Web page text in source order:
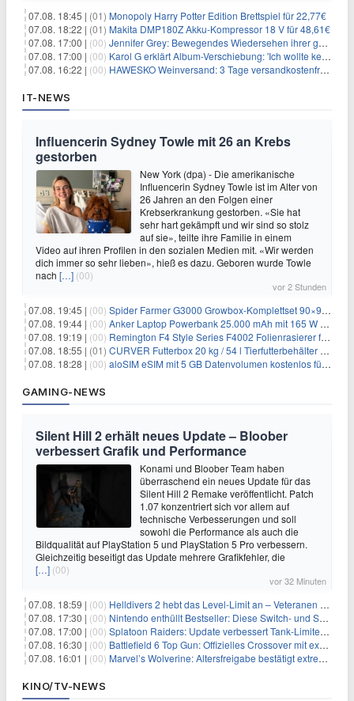
07.08. 18:45 | (01) Monopoly Harry Potter Edition Brettspiel für 22,77€
07.08. 18:22 | (01) Makita DMP180Z Akku-Kompressor 18 V für 48,61€
07.08. 17:00 | (00) Jennifer Grey: Bewegendes Wiedersehen ihrer geschiedenen Eltern kurz vor dem Tod ihrer Mutter
07.08. 17:00 | (00) Karol G erklärt Album-Verschiebung: 'Ich wollte keine persönliche Situation ausnutzen'
07.08. 16:22 | (00) HAWESKO Weinversand: 3 Tage versandkostenfrei bestellen (MBW 25€)
IT-NEWS
Influencerin Sydney Towle mit 26 an Krebs
gestorben
New York (dpa) - Die amerikanische
Influencerin Sydney Towle ist im Alter von
26 Jahren an den Folgen einer
Krebserkrankung gestorben. «Sie hat
sehr hart gekämpft und wir sind so stolz
auf sie», teilte ihre Familie in einem
Video auf ihren Profilen in den sozialen Medien mit. «Wir werden
dich immer so sehr lieben», hieß es dazu. Geboren wurde Towle
nach […] (00)
vor 2 Stunden
07.08. 19:45 | (00) Spider Farmer G3000 Growbox-Komplettset 90×90×180 cm für 379,99€
07.08. 19:44 | (00) Anker Laptop Powerbank 25.000 mAh mit 165 W refurbished für 58,39€
07.08. 19:19 | (00) Remington F4 Style Series F4002 Folienrasierer für 18,99€
07.08. 18:55 | (01) CURVER Futterbox 20 kg / 54 l Tierfutterbehälter mit Rollen für 19,99€
07.08. 18:28 | (00) aloSIM eSIM mit 5 GB Datenvolumen kostenlos für Windscribe-Pro-Nutzer
GAMING-NEWS
Silent Hill 2 erhält neues Update – Bloober
verbessert Grafik und Performance
Konami und Bloober Team haben
überraschend ein neues Update für das
Silent Hill 2 Remake veröffentlicht. Patch
1.07 konzentriert sich vor allem auf
technische Verbesserungen und soll
sowohl die Performance als auch die
Bildqualität auf PlayStation 5 und PlayStation 5 Pro verbessern.
Gleichzeitig beseitigt das Update mehrere Grafikfehler, die
[…] (00)
vor 32 Minuten
07.08. 18:59 | (00) Helldivers 2 hebt das Level-Limit an – Veteranen können endlich weiter aufsteigen
07.08. 17:30 | (00) Nintendo enthüllt Bestseller: Diese Switch- und Switch-2-Spiele verkaufen sich am besten
07.08. 17:00 | (00) Splatoon Raiders: Update verbessert Tank-Limiter und behebt Bugs
07.08. 16:30 | (00) Battlefield 6 Top Gun: Offizielles Crossover mit exklusiven Inhalten angekündigt
07.08. 16:01 | (00) Marvel’s Wolverine: Altersfreigabe bestätigt extreme Gewalt und düstere Szenen
KINO/TV-NEWS